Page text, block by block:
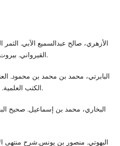
القيرواني. بيروت(1430ه = 2009م). دار ابن حزم.
الكتب العلمية. الطبعة الأولى (1428ه – 2007م).